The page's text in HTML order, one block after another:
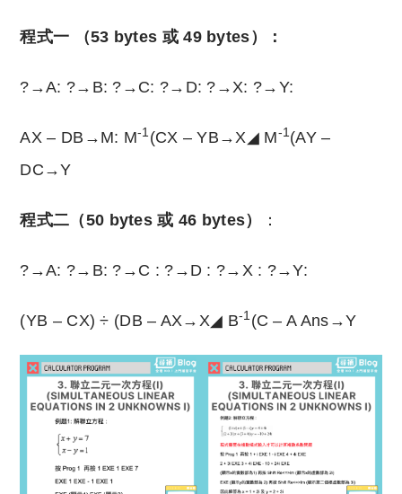
程式一 （53 bytes 或 49 bytes）：
?→A: ?→B: ?→C: ?→D: ?→X: ?→Y:
AX – DB→M: M-1 (CX – YB→X◢ M-1 (AY –
DC→Y
程式二（50 bytes 或 46 bytes） ：
?→A: ?→B: ?→C : ?→D : ?→X : ?→Y:
(YB – CX) ÷ (DB – AX→X◢ B-1 (C – A Ans→Y